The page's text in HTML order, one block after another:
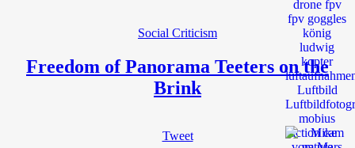
Social Criticism
Freedom of Panorama Teeters on the
Brink
Tweet